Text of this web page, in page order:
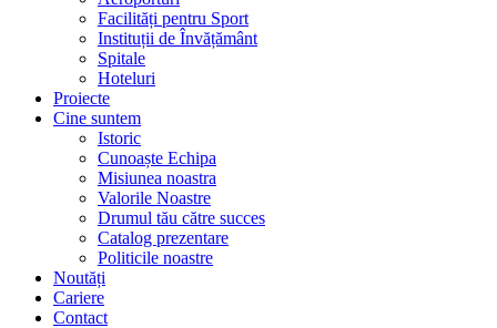
Facilități pentru Sport
Instituții de Învățământ
Spitale
Hoteluri
Proiecte
Cine suntem
Istoric
Cunoaște Echipa
Misiunea noastra
Valorile Noastre
Drumul tău către succes
Catalog prezentare
Politicile noastre
Noutăți
Cariere
Contact